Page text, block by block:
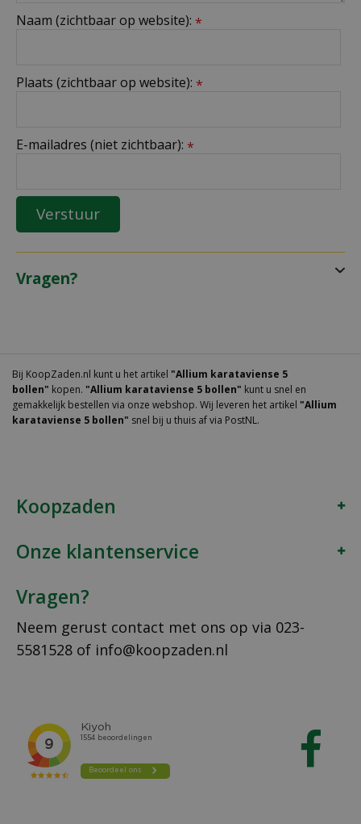
Naam (zichtbaar op website): *
Plaats (zichtbaar op website): *
E-mailadres (niet zichtbaar): *
Vragen?
Bij KoopZaden.nl kunt u het artikel "Allium karataviense 5
bollen" kopen. "Allium karataviense 5 bollen" kunt u snel en
gemakkelijk bestellen via onze webshop. Wij leveren het artikel "Allium
karataviense 5 bollen" snel bij u thuis af via PostNL.
Koopzaden
Onze klantenservice
Vragen?
Neem gerust contact met ons op via 023-
5581528 of info@koopzaden.nl